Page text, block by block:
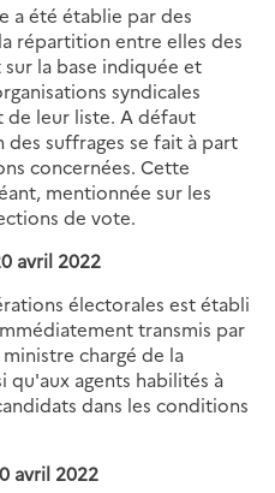
a été établie par des
répartition entre elles des
la base indiquée et
syndicales
leur liste. A défaut
suffrages se fait à part
concernées. Cette
mentionnée sur les
de vote.
avril 2022
électorales est établi
transmis par
chargé de la
agents habilités à
dans les conditions
avril 2022